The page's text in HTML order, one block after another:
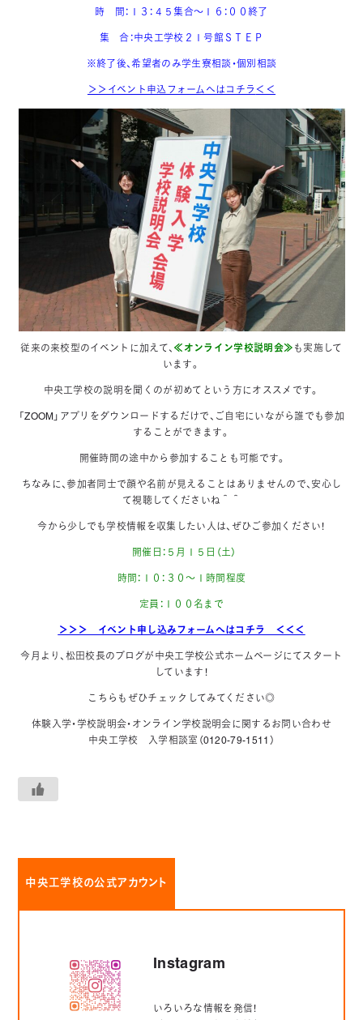
時 間：１３：４５集合～１６：００終了
集 合：中央工学校２１号館ＳＴＥＰ
※終了後、希望者のみ学生寮相談・個別相談
＞＞イベント申込フォームへはコチラ ＜＜
従来の来校型のイベントに加えて、 ≪オンライン学校説明会≫ も実施して
います。
中央工学校の説明を聞くのが初めてという方にオススメです。
「ZOOM」アプリをダウンロードするだけで、ご自宅にいながら誰でも参加
することができます。
開催時間の途中から参加することも可能です。
ちなみに、参加者同士で顔や名前が見えることはありませんので、安心し
て視聴してくださいね＾＾
今から少しでも学校情報を収集したい人は、ぜひご参加ください！
開催日：５月１５日（土）
時間：１０：３０～１時間程度
定員：１００名まで
＞＞＞ イベント申し込みフォームへはコチラ ＜＜＜
今月より、松田校長のブログが中央工学校公式ホームページにてスタート
しています！
こちらもぜひチェックしてみてください◎
体験入学・学校説明会・オンライン学校説明会に関するお問い合わせ
中央工学校 入学相談室（0120-79-1511）
中央工学校の公式アカウント
Instagram
いろいろな情報を発信！